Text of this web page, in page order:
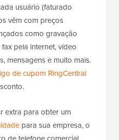
usuário (faturado
vêm com preços
como gravação
pela internet, vídeo
mensagens e muito mais.
de cupom RingCentral
extra para obter um
para sua empresa, o